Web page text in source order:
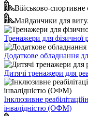
Військово-спортивне
Майданчики для
Тренажери для фізичної
Додаткове обладнання
Дитячі тренажери для
Інклюзивне
інвалідністю (ОФМ)